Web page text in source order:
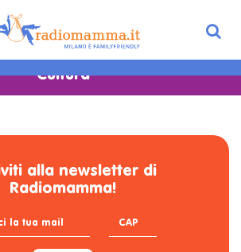
Cultura
alla newsletter di
Radiomamma!